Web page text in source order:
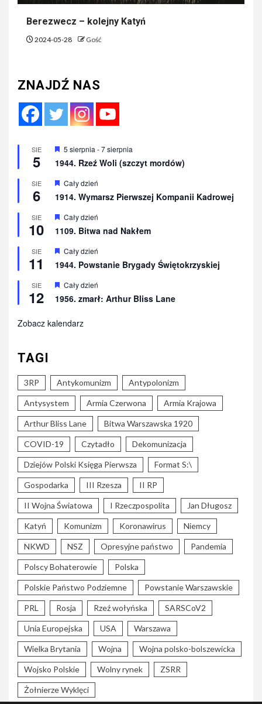
Berezwecz – kolejny Katyń
2024-05-28 Gość
ZNAJDŹ NAS
SIE
5
Wyróżnione
5 sierpnia -7 sierpnia
1944. Rzeź Woli (szczyt mordów)
SIE
6
Wyróżnione
Cały dzień
1914. Wymarsz Pierwszej Kompanii Kadrowej
SIE
10
Wyróżnione
Cały dzień
1109. Bitwa nad Nakłem
SIE
11
Wyróżnione
Cały dzień
1944. Powstanie Brygady Świętokrzyskiej
SIE
12
Wyróżnione
Cały dzień
1956. zmarł: Arthur Bliss Lane
Zobacz kalendarz
TAGI
3RP Antykomunizm Antypolonizm
Antysystem Armia Czerwona Armia Krajowa
Arthur Bliss Lane Bitwa Warszawska 1920
COVID-19 Czytadło Dekomunizacja
Dziejów Polski Księga Pierwsza Format S:\
Gospodarka III Rzesza II RP
II Wojna Światowa I Rzeczpospolita Jan Długosz
Katyń Komunizm Koronawirus Niemcy
NKWD NSZ Opresyjne państwo Pandemia
Polscy Bohaterowie Polska
Polskie Państwo Podziemne Powstanie Warszawskie
PRL Rosja Rzeź wołyńska SARSCoV2
Unia Europejska USA Warszawa
Wielka Brytania Wojna Wojna polsko-bolszewicka
Wojsko Polskie Wolny rynek ZSRR
Żołnierze Wyklęci